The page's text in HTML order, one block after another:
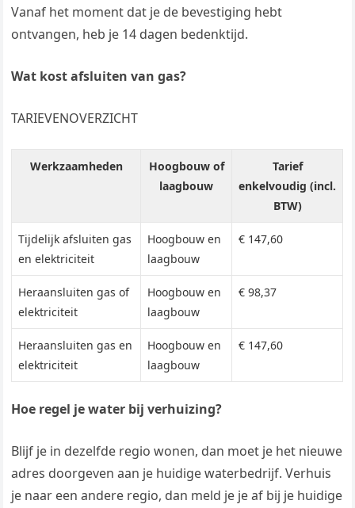
Vanaf het moment dat je de bevestiging hebt
ontvangen, heb je 14 dagen bedenktijd.
Wat kost afsluiten van gas?
TARIEVENOVERZICHT
Werkzaamheden
Hoogbouw of
laagbouw
Tarief
enkelvoudig (incl.
BTW)
Tijdelijk afsluiten gas
en elektriciteit
Hoogbouw en
laagbouw
€ 147,60
Heraansluiten gas of
elektriciteit
Hoogbouw en
laagbouw
€ 98,37
Heraansluiten gas en
elektriciteit
Hoogbouw en
laagbouw
€ 147,60
Hoe regel je water bij verhuizing?
Blijf je in dezelfde regio wonen, dan moet je het nieuwe
adres doorgeven aan je huidige waterbedrijf. Verhuis
je naar een andere regio, dan meld je je af bij je huidige